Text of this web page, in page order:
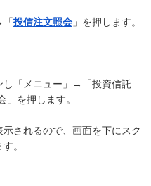
「投信注文照会 」を押します。
し「メニュー」→「投資信託
を押します。
されるので、画面を下にスク
。